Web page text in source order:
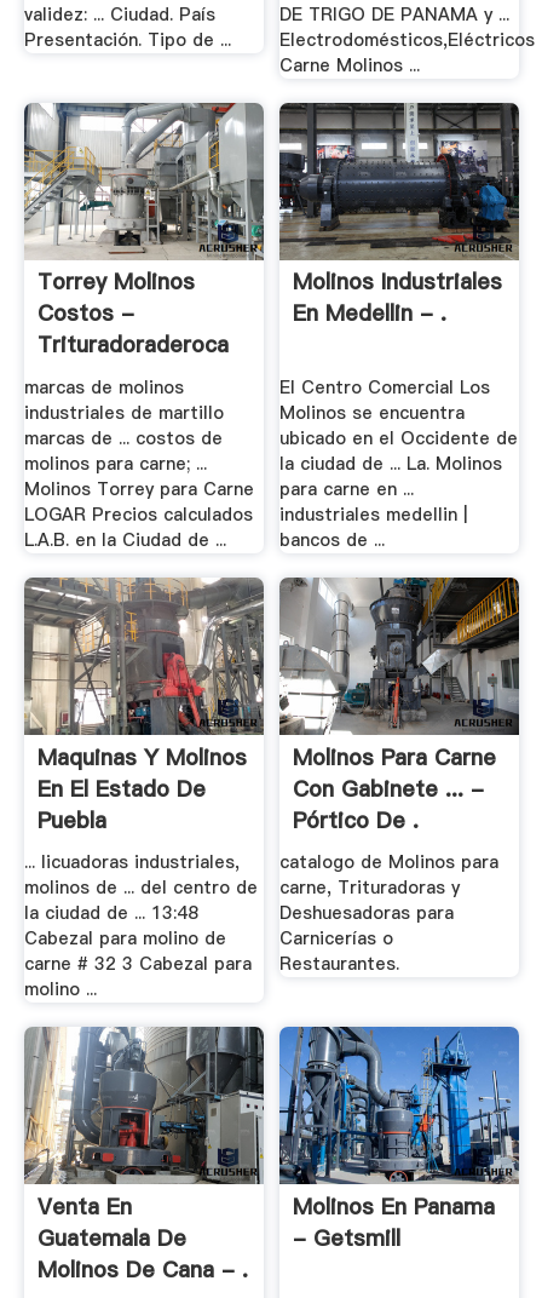
validez: ... Ciudad. País
Presentación. Tipo de ...
DE TRIGO DE PANAMA y ...
Electrodomésticos,Eléctricos
Carne Molinos ...
Torrey Molinos
Costos -
Trituradoraderoca
marcas de molinos
industriales de martillo
marcas de ... costos de
molinos para carne; ...
Molinos Torrey para Carne
LOGAR Precios calculados
L.A.B. en la Ciudad de ...
Molinos Industriales
En Medellin - .
El Centro Comercial Los
Molinos se encuentra
ubicado en el Occidente de
la ciudad de ... La. Molinos
para carne en ...
industriales medellin |
bancos de ...
Maquinas Y Molinos
En El Estado De
Puebla
... licuadoras industriales,
molinos de ... del centro de
la ciudad de ... 13:48
Cabezal para molino de
carne # 32 3 Cabezal para
molino ...
Molinos Para Carne
Con Gabinete ... -
Pórtico De .
catalogo de Molinos para
carne, Trituradoras y
Deshuesadoras para
Carnicerías o
Restaurantes.
Venta En
Guatemala De
Molinos De Cana - .
Molinos En Panama
- Getsmill